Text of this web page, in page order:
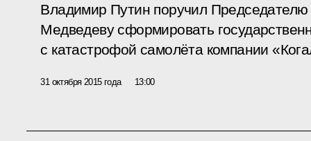
Владимир Путин поручил
Медведеву сформировать
с катастрофой самолёта компании
31 октября 2015 года 13:00